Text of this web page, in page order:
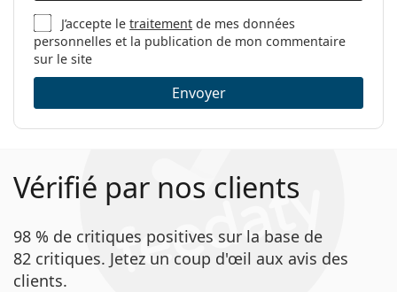
J’accepte letraitement de mes données
personnelles et la publication de mon commentaire
sur le site
Envoyer
Vérifié par nos clients
98 % de critiques positives sur la base de
82 critiques. Jetez un coup d'œil aux avis des
clients.